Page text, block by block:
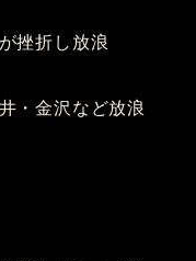
挫折し放浪
・金沢など放浪